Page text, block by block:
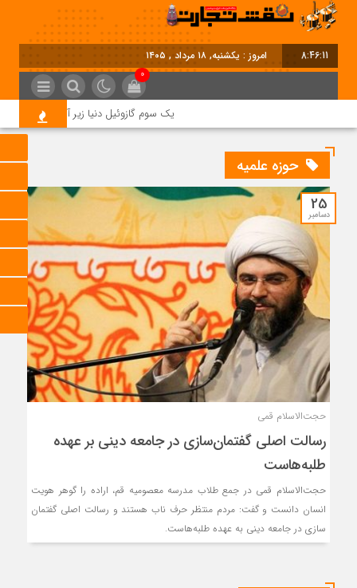
8:46:11 امروز : یکشنبه, ۱۸ مرداد , ۱۴۰۵
0
یک سوم گازوئیل دنیا زیر آتش جنگ؛
حوزه علمیه
25
دسامبر
حجت‌الاسلام قمی
رسالت اصلی گفتمان‌سازی در جامعه دینی بر عهده
طلبه‌هاست
حجت‌الاسلام قمی در جمع طلاب مدرسه معصومیه قم، اراده را گوهر هویت
انسان دانست و گفت: مردم منتظر حرف ناب هستند و رسالت اصلی گفتمان
سازی در جامعه دینی به عهده طلبه‌هاست.